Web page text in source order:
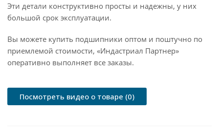
Эти детали конструктивно просты и надежны, у них
большой срок эксплуатации.
Вы можете купить подшипники оптом и поштучно по
приемлемой стоимости, «Индастриал Партнер»
оперативно выполняет все заказы.
Посмотреть видео о товаре (0)